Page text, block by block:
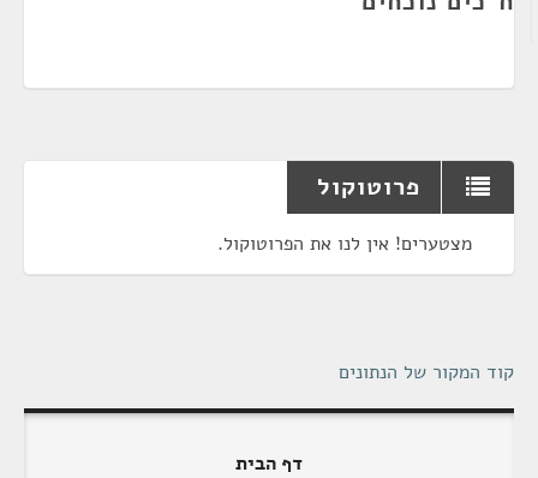
פרוטוקול
מצטערים! אין לנו את הפרוטוקול.
קוד המקור של הנתונים
דף הבית